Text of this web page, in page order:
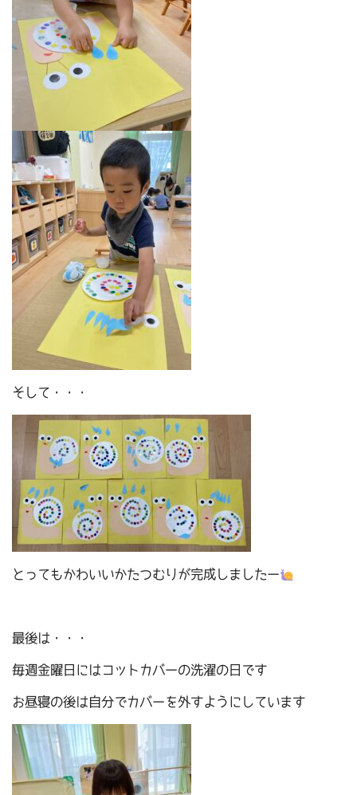
そして・・・
とってもかわいいかたつむりが完成しましたー
最後は・・・
毎週金曜日にはコットカバーの洗濯の日です
お昼寝の後は自分でカバーを外すようにしています